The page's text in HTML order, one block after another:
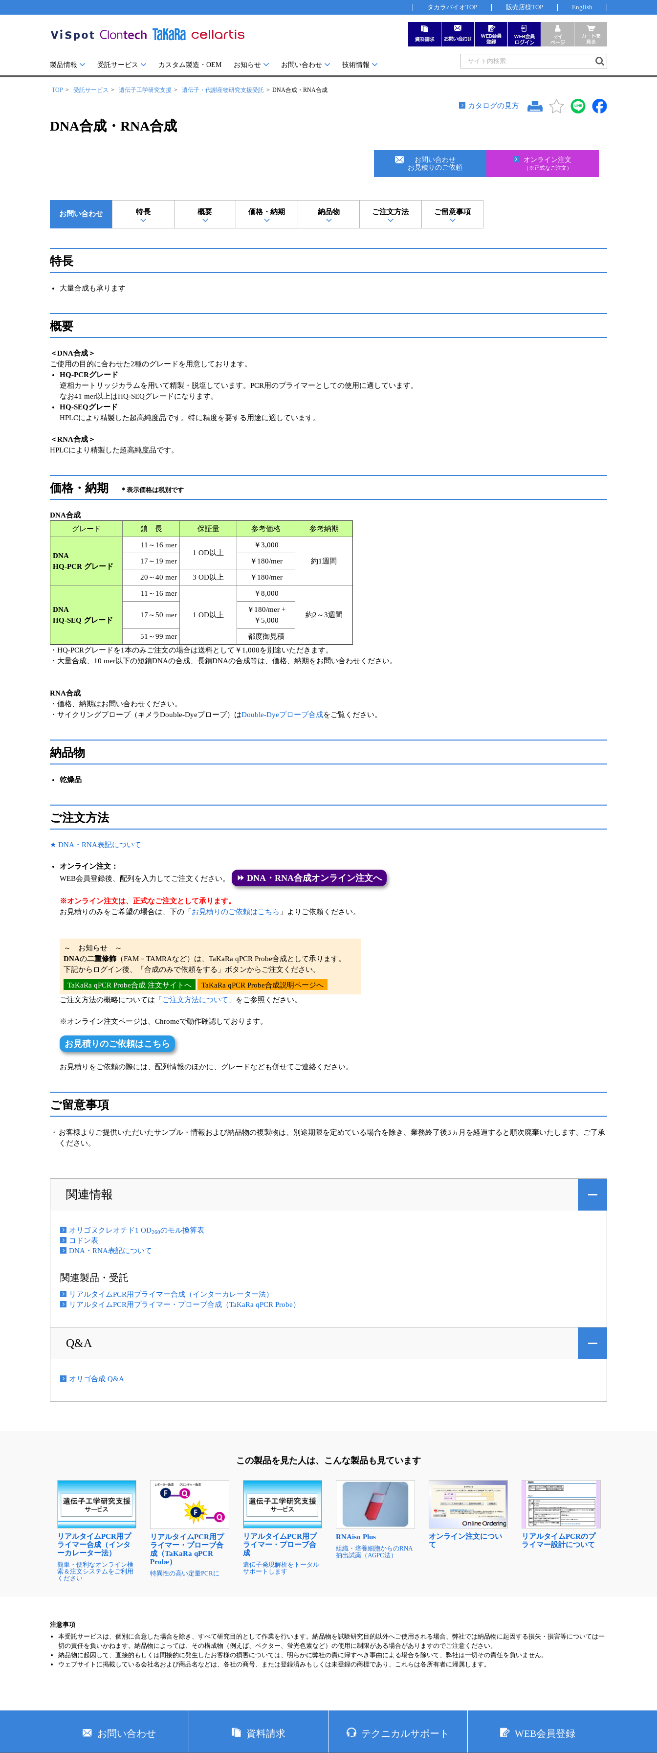
タカラバイオTOP 販売店様TOP English
製品情報 受託サービス カスタム製造・OEM お知らせ お問い合わせ 技術情報
TOP 受託サービス 遺伝子工学研究支援 遺伝子・代謝産物研究支援受託 DNA合成・RNA合成
カタログの見方
DNA合成・RNA合成
お問い合わせ
お見積りのご依頼
オンライン注文
（※正式なご注文）
お問い合わせ 特長 概要 価格・納期 納品物 ご注文方法 ご留意事項
特長
大量合成も承ります
概要
＜DNA合成＞
ご使用の目的に合わせた2種のグレードを用意しております。
HQ-PCRグレード
逆相カートリッジカラムを用いて精製・脱塩しています。PCR用のプライマーとしての使用に適しています。
なお41 mer以上はHQ-SEQグレードになります。
HQ-SEQグレード
HPLCにより精製した超高純度品です。特に精度を要する用途に適しています。
＜RNA合成＞
HPLCにより精製した超高純度品です。
価格・納期 ＊表示価格は税別です
DNA合成
グレード
鎖 長 保証量 参考価格 参考納期
DNA
HQ-PCR グレード
11～16 mer
1 OD以上
￥3,000
約1週間
17～19 mer ￥180/mer
20～40 mer 3 OD以上 ￥180/mer
DNA
HQ-SEQ グレード
11～16 mer
1 OD以上
￥8,000
約2～3週間
17～50 mer
￥180/mer +
￥5,000
51～99 mer
都度御見積
・HQ-PCRグレードを1本のみご注文の場合は送料として￥1,000を別途いただきます。
・大量合成、10 mer以下の短鎖DNAの合成、長鎖DNAの合成等は、価格、納期をお問い合わせください。
RNA合成
・価格、納期はお問い合わせください。
・サイクリングプローブ（キメラDouble-Dyeプローブ）はDouble-Dyeプローブ合成をご覧ください。
納品物
乾燥品
ご注文方法
★ DNA・RNA表記について
オンライン注文：
WEB会員登録後、配列を入力してご注文ください。
⏩ DNA・RNA合成オンライン注文へ
※オンライン注文は、正式なご注文として承ります。
お見積りのみをご希望の場合は、下の「 お見積りのご依頼はこちら 」よりご依頼ください。
～ お知らせ ～
DNAの二重修飾 （FAM－TAMRAなど）は、TaKaRa qPCR Probe合成として承ります。
下記からログイン後、「合成のみで依頼をする」ボタンからご注文ください。
TaKaRa qPCR Probe合成 注文サイトへ
TaKaRa qPCR Probe合成説明ページへ
ご注文方法の概略については 「ご注文方法について」 をご参照ください。
※オンライン注文ページは、Chromeで動作確認しております。
お見積りのご依頼はこちら
お見積りをご依頼の際には、配列情報のほかに、グレードなども併せてご連絡ください。
ご留意事項
・ お客様よりご提供いただいたサンプル・情報および納品物の複製物は、別途期限を定めている場合を除き、業務終了後3ヵ月を経過すると順次廃棄いたします。ご了承
ください。
関連情報
オリゴヌクレオチド1 OD260のモル換算表
コドン表
DNA・RNA表記について
関連製品・受託
リアルタイムPCR用プライマー合成（インターカレーター法）
リアルタイムPCR用プライマー・プローブ合成（TaKaRa qPCR Probe）
Q&A
オリゴ合成 Q&A
この製品を見た人は、 こんな製品も見ています
リアルタイムPCR用プ
ライマー合成（インタ
ーカレーター法）
簡単・便利なオンライン検
索＆注文システムをご利用
ください
リアルタイムPCR用プ
ライマー・プローブ合
成（TaKaRa qPCR
Probe）
特異性の高い定量PCRに
リアルタイムPCR用プ
ライマー・プローブ合
成
遺伝子発現解析をトータル
サポートします
RNAiso Plus
組織・培養細胞からのRNA
抽出試薬（AGPC法）
オンライン注文につい
て
リアルタイムPCRのプ
ライマー設計について
注意事項
本受託サービスは、個別に合意した場合を除き、すべて研究目的として作業を行います。納品物を試験研究目的以外へご使用される場合、弊社では納品物に起因する損失・損害等については一
切の責任を負いかねます。納品物によっては、その構成物（例えば、ベクター、蛍光色素など）の使用に制限がある場合がありますのでご注意ください。
納品物に起因して、直接的もしくは間接的に発生したお客様の損害については、明らかに弊社の責に帰すべき事由による場合を除いて、弊社は一切その責任を負いません。
ウェブサイトに掲載している会社名および商品名などは、各社の商号、または登録済みもしくは未登録の商標であり、これらは各所有者に帰属します。
お問い合わせ 資料請求 テクニカルサポート WEB会員登録